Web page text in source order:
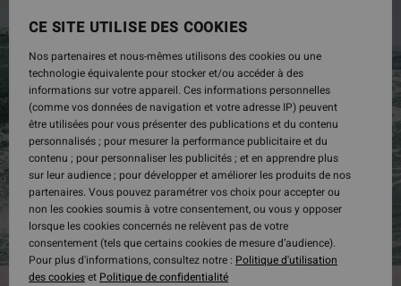
Homme
Acheter
CE SITE UTILISE DES COOKIES
Nos partenaires et nous-mêmes utilisons des cookies ou une
technologie équivalente pour stocker et/ou accéder à des
informations sur votre appareil. Ces informations personnelles
(comme vos données de navigation et votre adresse IP) peuvent
être utilisées pour vous présenter des publications et du contenu
personnalisés ; pour mesurer la performance publicitaire et du
contenu ; pour personnaliser les publicités ; et en apprendre plus
sur leur audience ; pour développer et améliorer les produits de nos
partenaires. Vous pouvez paramétrer vos choix pour accepter ou
non les cookies soumis à votre consentement, ou vous y opposer
lorsque les cookies concernés ne relèvent pas de votre
consentement (tels que certains cookies de mesure d’audience).
Pour plus d'informations, consultez notre : Politique d'utilisation
des cookieset Politique de confidentialité